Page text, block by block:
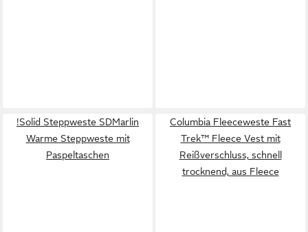
!Solid Steppweste SDMarlin
Warme Steppweste mit
Paspeltaschen
Columbia Fleeceweste Fast
Trek™ Fleece Vest mit
Reißverschluss, schnell
trocknend, aus Fleece